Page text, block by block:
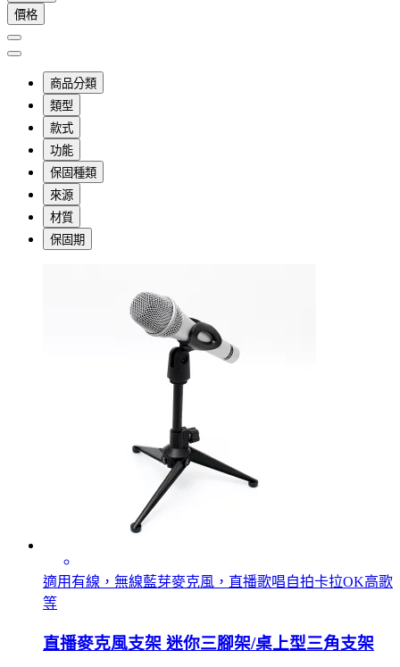
價格
商品分類
類型
款式
功能
保固種類
來源
材質
保固期
適用有線，無線藍芽麥克風，直播歌唱自拍卡拉OK高歌
等
直播麥克風支架 迷你三腳架/桌上型三角支架